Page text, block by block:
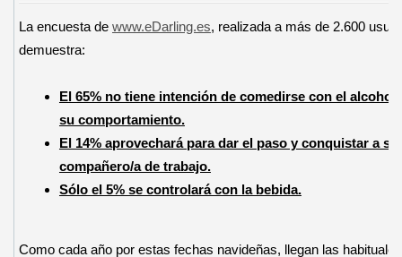
La encuesta de www.eDarling.es, realizada a más de 2.600
demuestra:
El 65% no tiene intención de comedirse con el alcohol
su comportamiento.
El 14% aprovechará para dar el paso y conquistar a su
compañero/a de trabajo.
Sólo el 5% se controlará con la bebida.
Como cada año por estas fechas navideñas, llegan las